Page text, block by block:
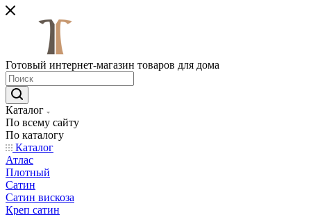
Готовый интернет-магазин товаров для дома
Каталог
По всему сайту
По каталогу
Каталог
Атлас
Плотный
Сатин
Сатин вискоза
Креп сатин